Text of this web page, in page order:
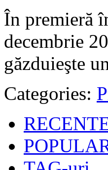
În premieră
decembrie
găzduieşte
Categories: